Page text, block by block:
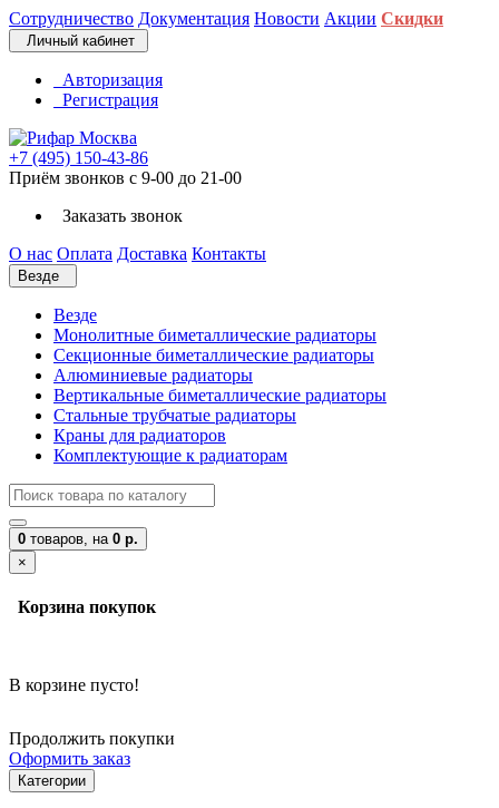
Сотрудничество Документация Новости Акции Скидки
Личный кабинет
Авторизация
Регистрация
+7 (495) 150-43-86
Приём звонков с 9-00 до 21-00
Заказать звонок
О нас Оплата Доставка Контакты
Везде
Везде
Монолитные биметаллические радиаторы
Секционные биметаллические радиаторы
Алюминиевые радиаторы
Вертикальные биметаллические радиаторы
Стальные трубчатые радиаторы
Краны для радиаторов
Комплектующие к радиаторам
0 товаров, на 0 р.
×
Корзина покупок
В корзине пусто!
Продолжить покупки
Оформить заказ
Категории